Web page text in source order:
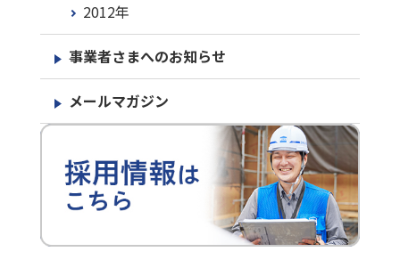
2012年
事業者さまへのお知らせ
メールマガジン